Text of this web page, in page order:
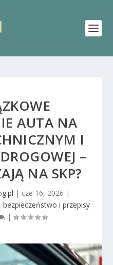
AUTA NA
I
–
NA SKP?
| cze 16, 2026 |
i przepisy
|